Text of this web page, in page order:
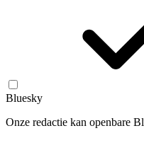
Bluesky
Onze redactie kan openbare